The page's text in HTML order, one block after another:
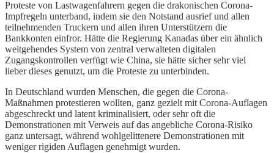
Proteste von Lastwagenfahrern gegen die drakonischen Corona-
Impfregeln unterband, indem sie den Notstand ausrief und allen
teilnehmenden Truckern und allen ihren Unterstützern die
Bankkonten einfror. Hätte die Regierung Kanadas über ein ähnlich
weitgehendes System von zentral verwalteten digitalen
Zugangskontrollen verfügt wie China, sie hätte sicher sehr viel
lieber dieses genutzt, um die Proteste zu unterbinden.
In Deutschland wurden Menschen, die gegen die Corona-
Maßnahmen protestieren wollten, ganz gezielt mit Corona-Auflagen
abgeschreckt und latent kriminalisiert, oder sehr oft die
Demonstrationen mit Verweis auf das angebliche Corona-Risiko
ganz untersagt, während wohlgelittenere Demonstrationen mit
weniger rigiden Auflagen genehmigt wurden.